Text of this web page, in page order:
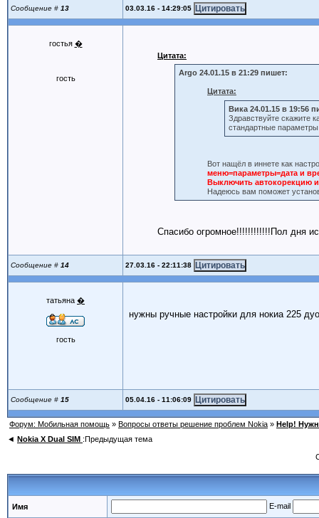
Сообщение # 13 03.03.16 - 14:29:05
гостья �
гость
Цитата:
Argo 24.01.15 в 21:29 пишет:
Цитата:
Вика 24.01.15 в 19:56
Здравствуйте скажите
стандартные
Вот нащёл в иннете как
меню=параметры=дата и
Выключить автокорекцию
Надеюсь вам поможет
Спасибо огромное!!!!!!!!!!!!Пол дня
Сообщение # 14 27.03.16 - 22:11:38
татьяна �
гость
нужны ручные настройки для нокиа 225
Сообщение # 15 05.04.16 - 11:06:09
Форум: Мобильная помощь » Вопросы ответы решение проблем Nokia » Help!
◄ Nokia X Dual SIM :Предыдущая тема
Имя E-mail